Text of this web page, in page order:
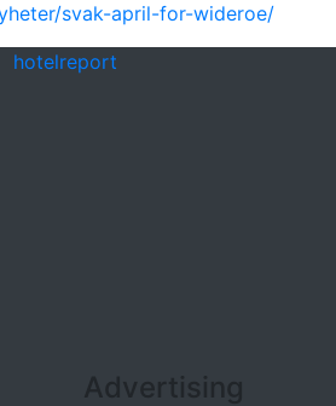
svak-april-for-wideroe/
hotelreport
Advertising